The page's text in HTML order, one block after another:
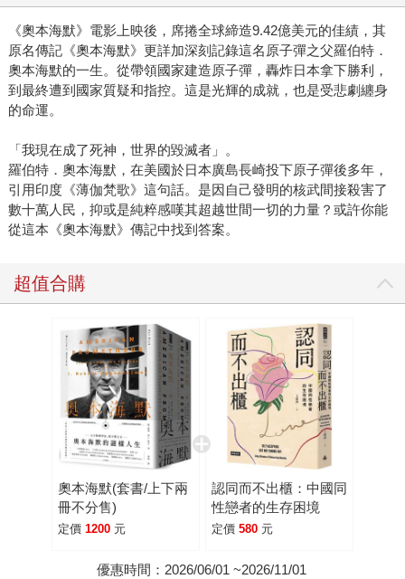
李飛飛閱讀各類經典，後續更影響李飛飛將視角延伸到人文
關懷，在醫療領域應用AI。 李飛飛的父親則是「永保赤子之
心」的榜樣，他對各式事物充滿好奇，也能以樂觀態度面對
難題。李飛飛從小跟著父親往外跑觀察大自然，長期養成的
敏銳觀察力在她學習物理時派上用場，日常生活所看到的光
影、貓兒的躍動，都轉換成科學之美。這樣的能力進入大學
後更隨李飛飛與電腦視覺結下不解之緣，成為影像辨識發展
的重要角色。 書名所用的「視界」也帶有這種視覺意味，除
了是李飛飛的所見，也帶有我們周遭「世界」的雙關。由於
李飛飛的成長剛好和AI的起步重合，我們恰恰能透過她的視
角得知AI近年的發展，也能從她的經歷、她所做的研究理解AI
覺得事不關己而陷入被動，而必須主動關注AI與人的關係，
畢竟能管理AI的就是人。在這個AI議題引起熱烈關注、甚至有
些人心惶惶的時刻，本書可以發揮出安定民心、引領方向的
《奧本海默》電影上映後，席捲全球締造9.42億美元的佳績，其
原名傳記《奧本海默》更詳加深刻記錄這名原子彈之父羅伯特．
奧本海默的一生。從帶領國家建造原子彈，轟炸日本拿下勝利，
到最終遭到國家質疑和指控。這是光輝的成就，也是受悲劇纏身
的命運。
「我現在成了死神，世界的毀滅者」。
羅伯特．奧本海默，在美國於日本廣島長崎投下原子彈後多年，
引用印度《薄伽梵歌》這句話。是因自己發明的核武間接殺害了
數十萬人民，抑或是純粹感嘆其超越世間一切的力量？或許你能
從這本《奧本海默》傳記中找到答案。
超值合購
奧本海默(套書/上下兩
冊不分售)
定價 1200 元
認同而不出櫃：中國同
性戀者的生存困境
定價 580 元
優惠時間：2026/06/01 ~2026/11/01